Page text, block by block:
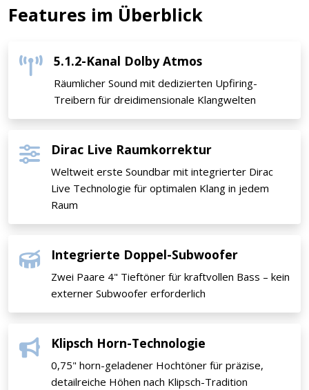
Features im Überblick
5.1.2-Kanal Dolby Atmos
Räumlicher Sound mit dedizierten Upfiring-
Treibern für dreidimensionale Klangwelten
Dirac Live Raumkorrektur
Weltweit erste Soundbar mit integrierter Dirac
Live Technologie für optimalen Klang in jedem
Raum
Integrierte Doppel-Subwoofer
Zwei Paare 4" Tieftöner für kraftvollen Bass – kein
externer Subwoofer erforderlich
Klipsch Horn-Technologie
0,75" horn-geladener Hochtöner für präzise,
detailreiche Höhen nach Klipsch-Tradition